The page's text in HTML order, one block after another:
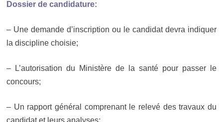
Dossier de candidature:
– Une demande d’inscription ou le candidat devra indiquer
la discipline choisie;
– L’autorisation du Ministère de la santé pour passer le
concours;
– Un rapport général comprenant le relevé des travaux du